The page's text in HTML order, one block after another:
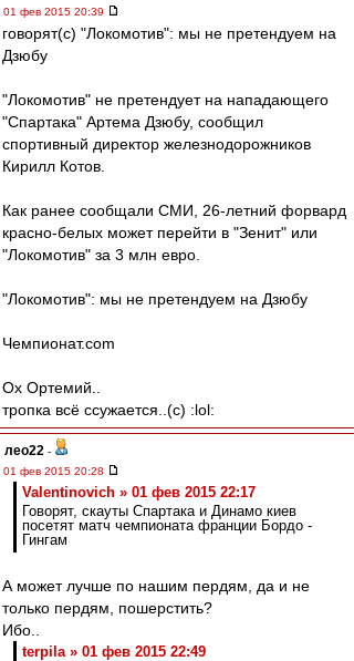
01 фев 2015 20:39
говорят(с) "Локомотив": мы не претендуем на
Дзюбу
"Локомотив" не претендует на нападающего
"Спартака" Артема Дзюбу, сообщил
спортивный директор железнодорожников
Кирилл Котов.
Как ранее сообщали СМИ, 26-летний форвард
красно-белых может перейти в "Зенит" или
"Локомотив" за 3 млн евро.
"Локомотив": мы не претендуем на Дзюбу
Чемпионат.com
Ох Ортемий..
тропка всё ссужается..(с) :lol:
лео22 -
01 фев 2015 20:28
Valentinovich » 01 фев 2015 22:17
Говорят, скауты Спартака и Динамо киев
посетят матч чемпионата франции Бордо -
Гингам
А может лучше по нашим пердям, да и не
только пердям, пошерстить?
Ибо..
terpila » 01 фев 2015 22:49